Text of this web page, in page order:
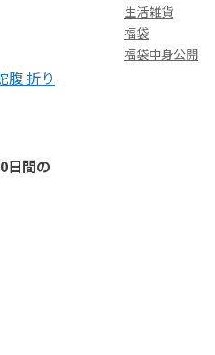
腹 折り
日間の
生活雑貨
福袋
福袋中身公開